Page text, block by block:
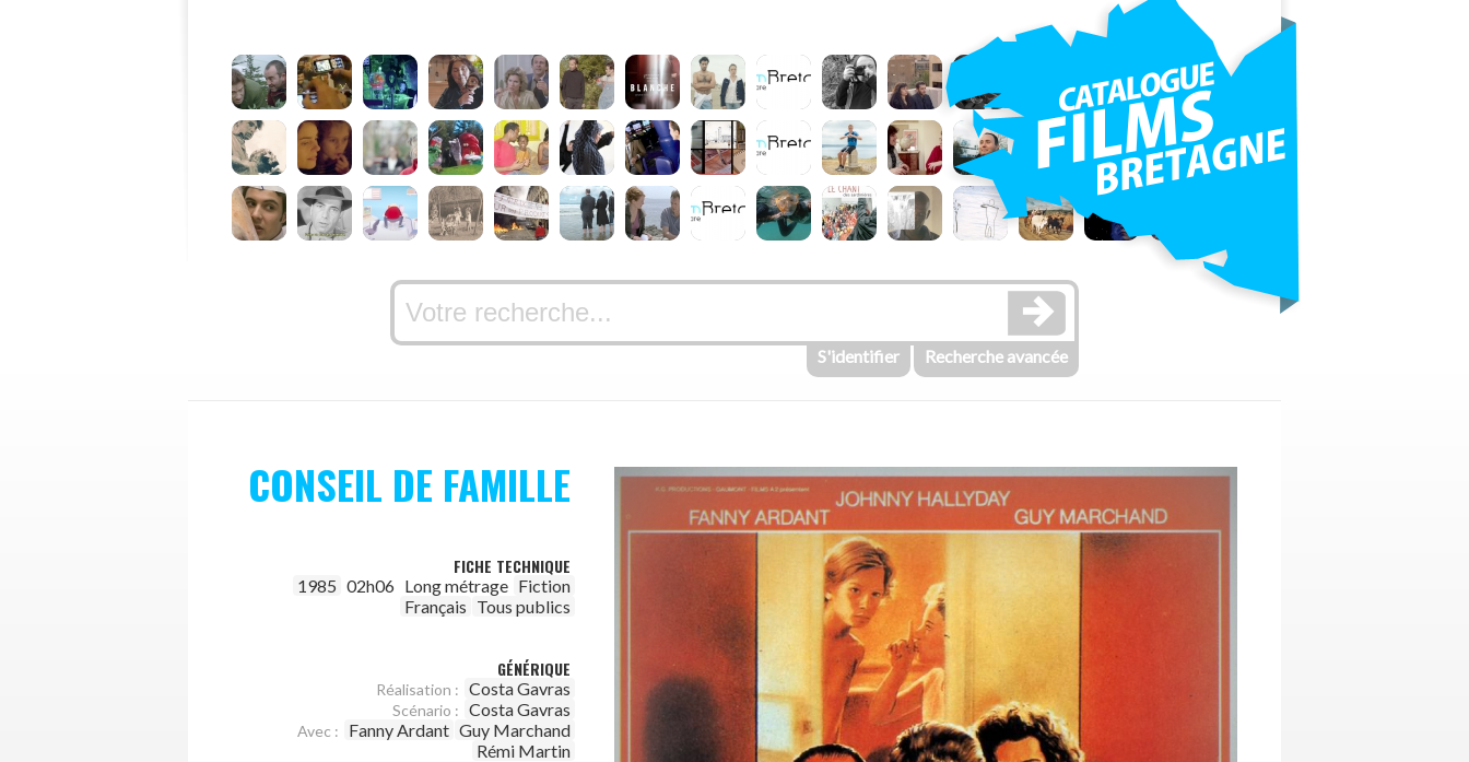
S'identifier Recherche avancée
CONSEIL DE FAMILLE
FICHE TECHNIQUE
1985 02h06 Long métrage Fiction
Français Tous publics
GÉNÉRIQUE
Réalisation : Costa Gavras
Scénario : Costa Gavras
Avec : Fanny Ardant Guy Marchand
Rémi Martin